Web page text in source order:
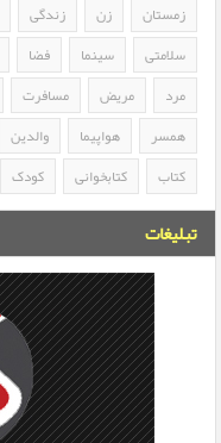
زمستان
زن زندگی
سلامتی
سینما فضا
مرد
مریض مسافرت
همسر
هواپیما والدین
کتاب
کتابخوانی کودک
تبلیغات